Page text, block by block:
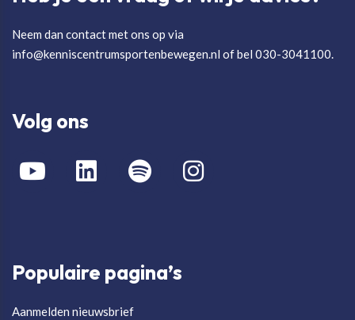
Neem dan contact met ons op via
info@kenniscentrumsportenbewegen.nl of bel 030-3041100.
Volg ons
Populaire pagina’s
Aanmelden nieuwsbrief